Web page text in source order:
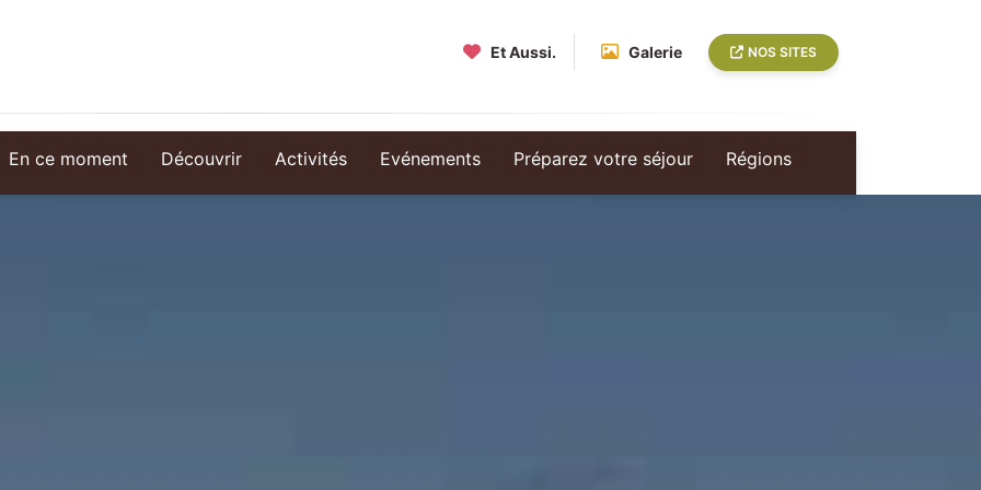
Et Aussi. Galerie NOS SITES
En ce moment Découvrir Activités Evénements Préparez votre séjour Régions